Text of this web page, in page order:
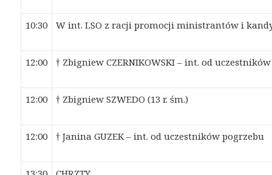
10:30 W int. LSO z racji promocji ministrantów i
12:00 † Zbigniew CZERNIKOWSKI – int. od
12:00 † Zbigniew SZWEDO (13 r. śm.)
12:00 † Janina GUZEK – int. od uczestników pogrzebu